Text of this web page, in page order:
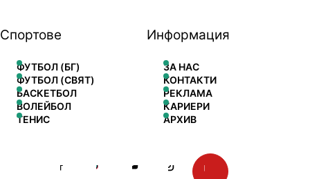
Спортове
ФУТБОЛ (БГ)
ФУТБОЛ (СВЯТ)
БАСКЕТБОЛ
ВОЛЕЙБОЛ
ТЕНИС
Информация
ЗА НАС
КОНТАКТИ
РЕКЛАМА
КАРИЕРИ
АРХИВ